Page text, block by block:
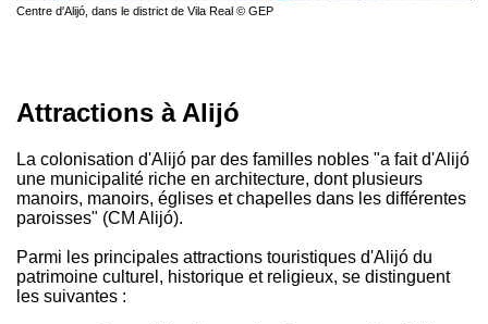
Centre d'Alijó, dans le district de Vila Real © GEP
Attractions à Alijó
La colonisation d'Alijó par des familles nobles "a fait d'Alijó
une municipalité riche en architecture, dont plusieurs
manoirs, manoirs, églises et chapelles dans les différentes
paroisses" (CM Alijó).
Parmi les principales attractions touristiques d'Alijó du
patrimoine culturel, historique et religieux, se distinguent
les suivantes :